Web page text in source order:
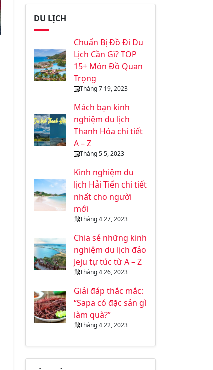
DU LỊCH
Chuẩn Bị Đồ Đi Du
Lịch Cần Gì? TOP
15+ Món Đồ Quan
Trọng
Tháng 7 19, 2023
Mách bạn kinh
nghiệm du lịch
Thanh Hóa chi tiết
A – Z
Tháng 5 5, 2023
Kinh nghiệm du
lịch Hải Tiến chi tiết
nhất cho người
mới
Tháng 4 27, 2023
Chia sẻ những kinh
nghiệm du lịch đảo
Jeju tự túc từ A – Z
Tháng 4 26, 2023
Giải đáp thắc mắc:
“Sapa có đặc sản gì
làm quà?”
Tháng 4 22, 2023